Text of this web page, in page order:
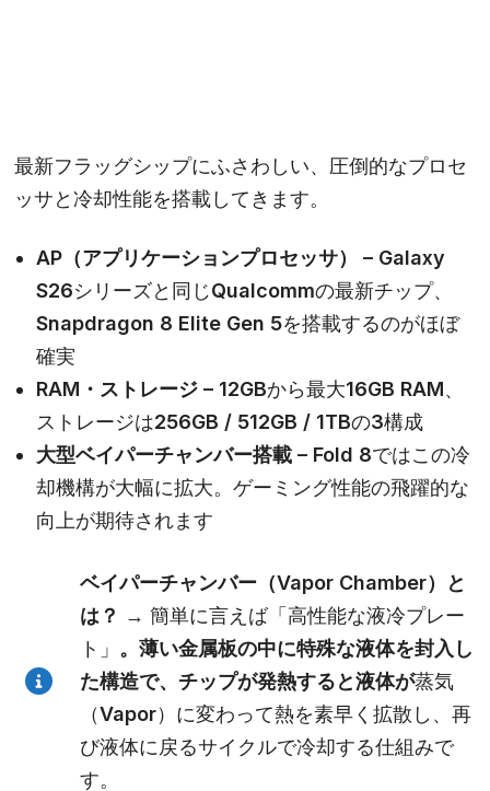
最新フラッグシップにふさわしい、圧倒的なプロセ
ッサと冷却性能を搭載してきます。
AP（アプリケーションプロセッサ） – Galaxy
S26シリーズと同じQualcommの最新チップ、
Snapdragon 8 Elite Gen 5を搭載するのがほぼ
確実
RAM・ストレージ – 12GBから最大16GB RAM、
ストレージは256GB / 512GB / 1TBの3構成
大型ベイパーチャンバー搭載 – Fold 8ではこの冷
却機構が大幅に拡大。ゲーミング性能の飛躍的な
向上が期待されます
ベイパーチャンバー（Vapor Chamber）と
は？ → 簡単に言えば「高性能な液冷プレー
ト」 。薄い金属板の中に特殊な液体を封入し
た構造で、チップが発熱すると液体が蒸気
（Vapor）に変わって熱を素早く拡散し、再
び液体に戻るサイクルで冷却する仕組みで
す。